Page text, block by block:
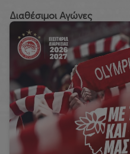
Διαθέσιμοι Αγώνες